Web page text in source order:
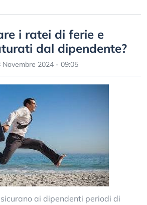
i ratei di ferie e
dal dipendente?
Novembre 2024 - 09:05
ai dipendenti periodi di